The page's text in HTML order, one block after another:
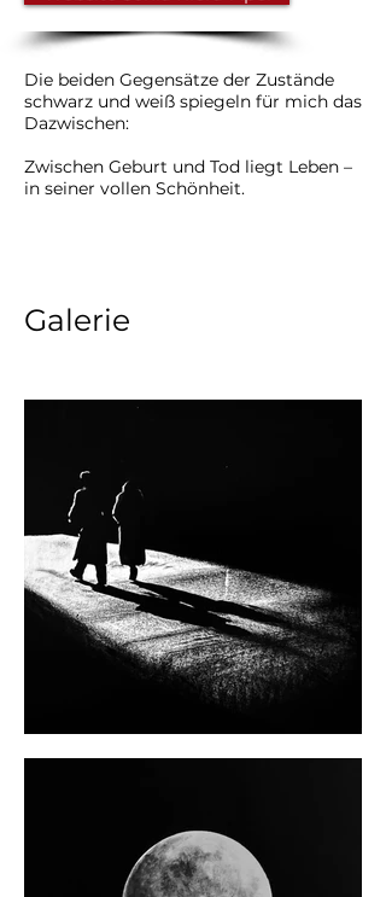
Die beiden Gegensätze der Zustände
schwarz und weiß spiegeln für mich das
Dazwischen:
Zwischen Geburt und Tod liegt Leben –
in seiner vollen Schönheit.
Galerie